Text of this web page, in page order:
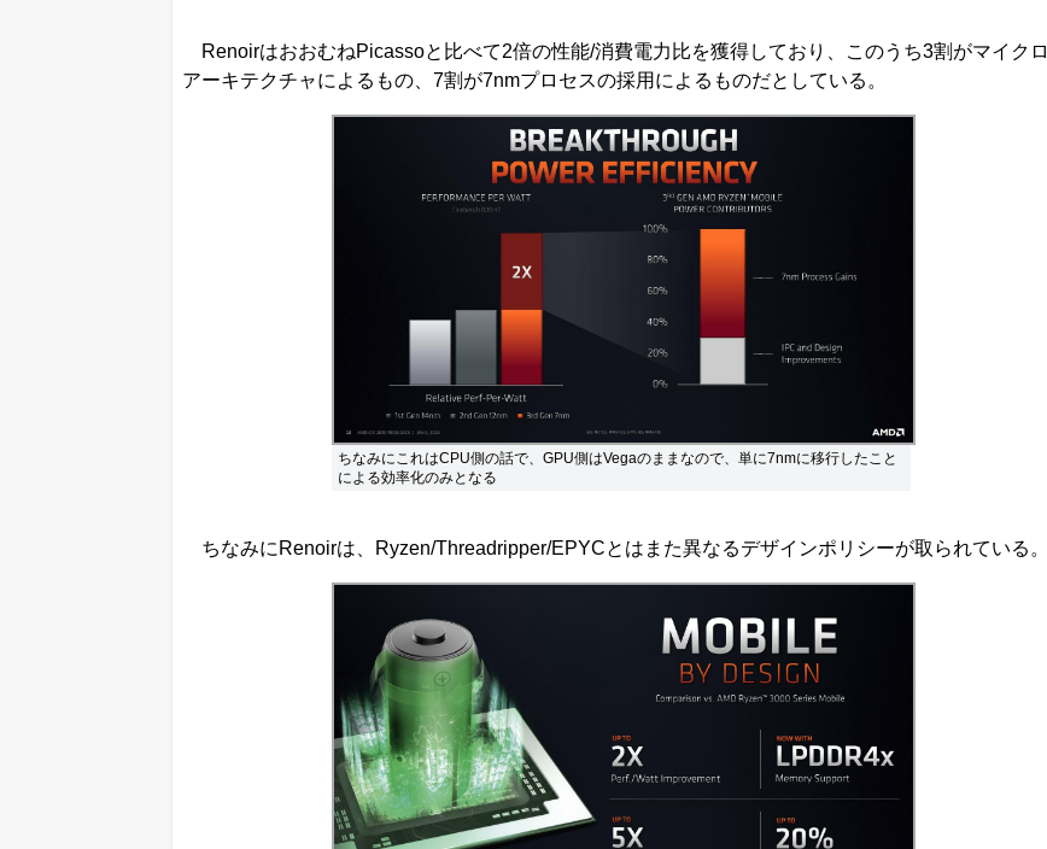
RenoirはおおむねPicassoと比べて2倍の性能/消費電力比を獲得しており、このうち3割がマイクロ
アーキテクチャによるもの、7割が7nmプロセスの採用によるものだとしている。
ちなみにこれはCPU側の話で、GPU側はVegaのままなので、単に7nmに移行したこと
による効率化のみとなる
ちなみにRenoirは、Ryzen/Threadripper/EPYCとはまた異なるデザインポリシーが取られている。